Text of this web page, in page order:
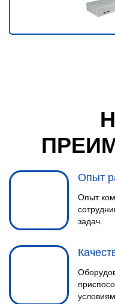
Опыт
Опыт
задач.
условиям.